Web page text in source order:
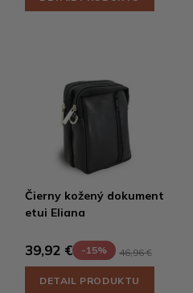
Čierny kožený dokument
etui Eliana
39,92 € -15% 46,96 €
DETAIL PRODUKTU